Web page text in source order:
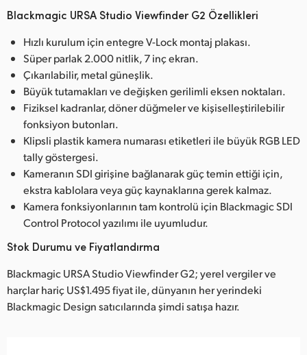
Blackmagic URSA Studio Viewfinder G2 Özellikleri
Hızlı kurulum için entegre V-Lock montaj plakası.
Süper parlak 2.000 nitlik, 7 inç ekran.
Çıkarılabilir, metal güneşlik.
Büyük tutamakları ve değişken gerilimli eksen noktaları.
Fiziksel kadranlar, döner düğmeler ve kişiselleştirilebilir
fonksiyon butonları.
Klipsli plastik kamera numarası etiketleri ile büyük RGB LED
tally göstergesi.
Kameranın SDI girişine bağlanarak güç temin ettiği için,
ekstra kablolara veya güç kaynaklarına gerek kalmaz.
Kamera fonksiyonlarının tam kontrolü için Blackmagic SDI
Control Protocol yazılımı ile uyumludur.
Stok Durumu ve Fiyatlandırma
Blackmagic URSA Studio Viewfinder G2; yerel vergiler ve
harçlar hariç US$1.495 fiyat ile, dünyanın her yerindeki
Blackmagic Design satıcılarında şimdi satışa hazır.